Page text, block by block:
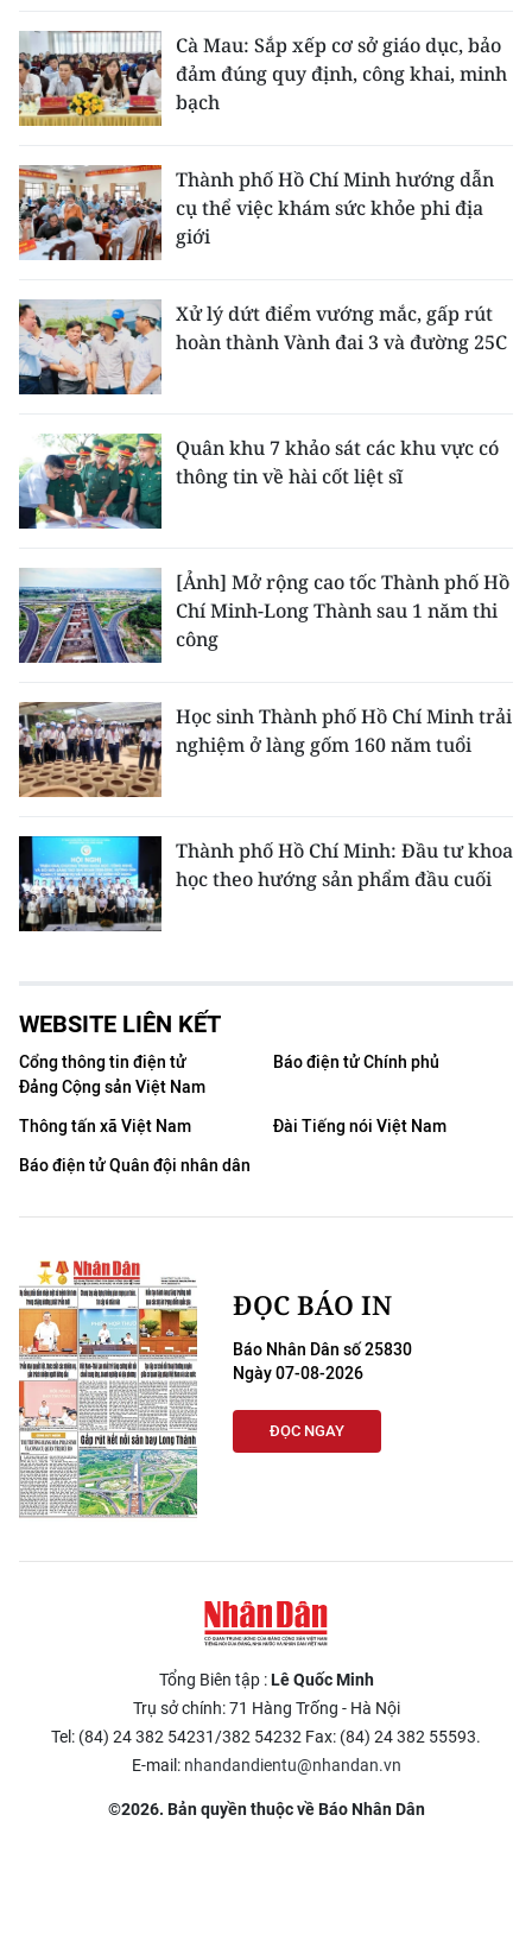
Cà Mau: Sắp xếp cơ sở giáo dục, bảo
đảm đúng quy định, công khai, minh
bạch
Thành phố Hồ Chí Minh hướng dẫn
cụ thể việc khám sức khỏe phi địa
giới
Xử lý dứt điểm vướng mắc, gấp rút
hoàn thành Vành đai 3 và đường 25C
Quân khu 7 khảo sát các khu vực có
thông tin về hài cốt liệt sĩ
[Ảnh] Mở rộng cao tốc Thành phố Hồ
Chí Minh-Long Thành sau 1 năm thi
công
Học sinh Thành phố Hồ Chí Minh trải
nghiệm ở làng gốm 160 năm tuổi
Thành phố Hồ Chí Minh: Đầu tư khoa
học theo hướng sản phẩm đầu cuối
WEBSITE LIÊN KẾT
Cổng thông tin điện tử
Đảng Cộng sản Việt Nam
Báo điện tử Chính phủ
Thông tấn xã Việt Nam
Đài Tiếng nói Việt Nam
Báo điện tử Quân đội nhân dân
ĐỌC BÁO IN
Báo Nhân Dân số 25830
Ngày 07-08-2026
ĐỌC NGAY
Tổng Biên tập :Lê Quốc Minh
Trụ sở chính: 71 Hàng Trống - Hà Nội
Tel: (84) 24 382 54231/382 54232 Fax: (84) 24 382 55593.
E-mail: nhandandientu@nhandan.vn
©2026. Bản quyền thuộc về Báo Nhân Dân